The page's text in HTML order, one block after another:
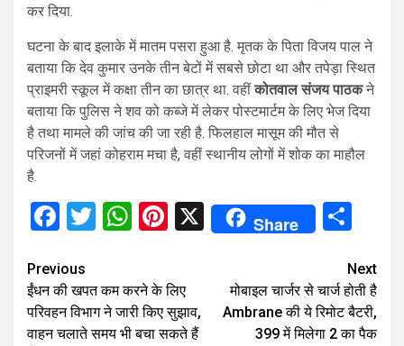
कर दिया.
घटना के बाद इलाके में मातम पसरा हुआ है. मृतक के पिता विजय पाल ने
बताया कि देव कुमार उनके तीन बेटों में सबसे छोटा था और तपेड़ा स्थित
प्राइमरी स्कूल में कक्षा तीन का छात्र था. वहींकोतवाल संजय पाठकने
बताया कि पुलिस ने शव को कब्जे में लेकर पोस्टमार्टम के लिए भेज दिया
है तथा मामले की जांच की जा रही है. फिलहाल मासूम की मौत से
परिजनों में जहां कोहराम मचा है, वहीं स्थानीय लोगों में शोक का माहौल
है.
Facebook
Twitter
WhatsApp
Pinterest
X Share
Continue
Reading
Previous
ईंधन की खपत कम करने के लिए
परिवहन विभाग ने जारी किए सुझाव,
वाहन चलाते समय भी बचा सकते हैं
Next
मोबाइल चार्जर से चार्ज होती है
Ambrane की ये रिमोट बैटरी,
399 में मिलेगा 2 का पैक